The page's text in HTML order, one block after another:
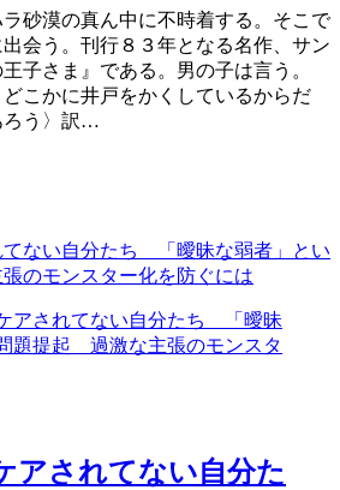
砂漠の真ん中に不時着する。そこで
会う。刊行８３年となる名作、サン
子さま』である。男の子は言う。
どこかに井戸をかくしているからだ
う〉訳…
てない自分たち 「曖昧な弱者」とい
のモンスター化を防ぐには
アされてない自分た